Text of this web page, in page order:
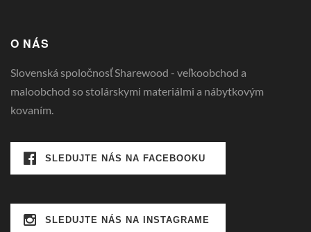
O NÁS
Slovenská spoločnosť Sharewood - veľkoobchod a
maloobchod so stolárskymi materiálmi a nábytkovým
kovaním.
SLEDUJTE NÁS NA FACEBOOKU
SLEDUJTE NÁS NA INSTAGRAME